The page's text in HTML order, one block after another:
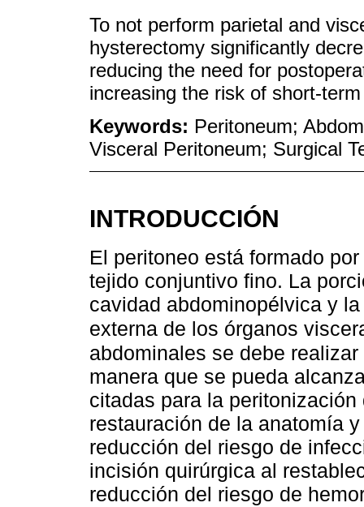
To not perform parietal and
hysterectomy significantly
reducing the need for
increasing the risk of short-
Keywords: Peritoneum;
Visceral Peritoneum; Surgical
INTRODUCCIÓN
El peritoneo está formado
tejido conjuntivo fino. La
cavidad abdominopélvica y
externa de los órganos
abdominales se debe
manera que se pueda
citadas para la
restauración de la anatomía
reducción del riesgo de
incisión quirúrgica al
reducción del riesgo de